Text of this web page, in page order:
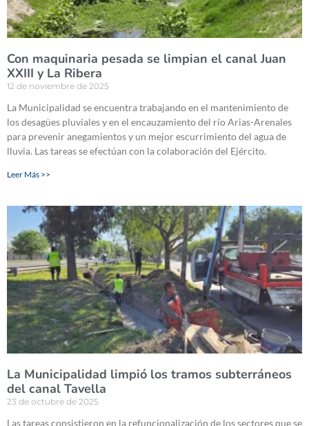
Con maquinaria pesada se limpian el canal Juan
XXIII y La Ribera
12 de noviembre de 2025
La Municipalidad se encuentra trabajando en el mantenimiento de
los desagües pluviales y en el encauzamiento del río Arias-Arenales
para prevenir anegamientos y un mejor escurrimiento del agua de
lluvia. Las tareas se efectúan con la colaboración del Ejército.
Leer Más >>
La Municipalidad limpió los tramos subterráneos
del canal Tavella
23 de octubre de 2025
Las tareas consistieron en la refuncionalización de los sectores que se